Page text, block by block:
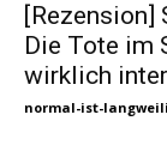
[Rezension]
Die Tote im
wirklich
normal-ist-